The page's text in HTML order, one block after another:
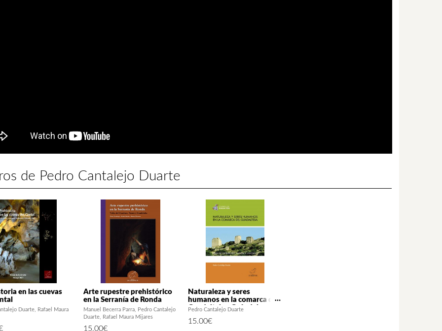
de Pedro Cantalejo Duarte
en las cuevas
Duarte
Rafael Maura
Arte rupestre prehistórico
en la Serranía de Ronda
Manuel Becerra Parra
Pedro Cantalejo
Duarte
Rafael Maura Mijares
15.00€
Naturaleza y seres
humanos en la comarca del
Guadalteba. Guía del
histórico
Pedro Cantalejo Duarte
15.00€